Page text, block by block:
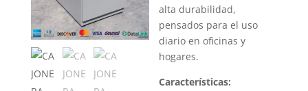
alta durabilidad,
pensados para el uso
diario en oficinas y
hogares.
Características: